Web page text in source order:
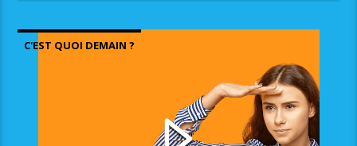
C'EST QUOI DEMAIN ?